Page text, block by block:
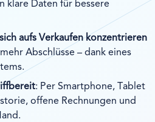
klare Daten für bessere
aufs Verkaufen konzentrieren
Abschlüsse – dank eines
: Per Smartphone, Tablet
offene Rechnungen und